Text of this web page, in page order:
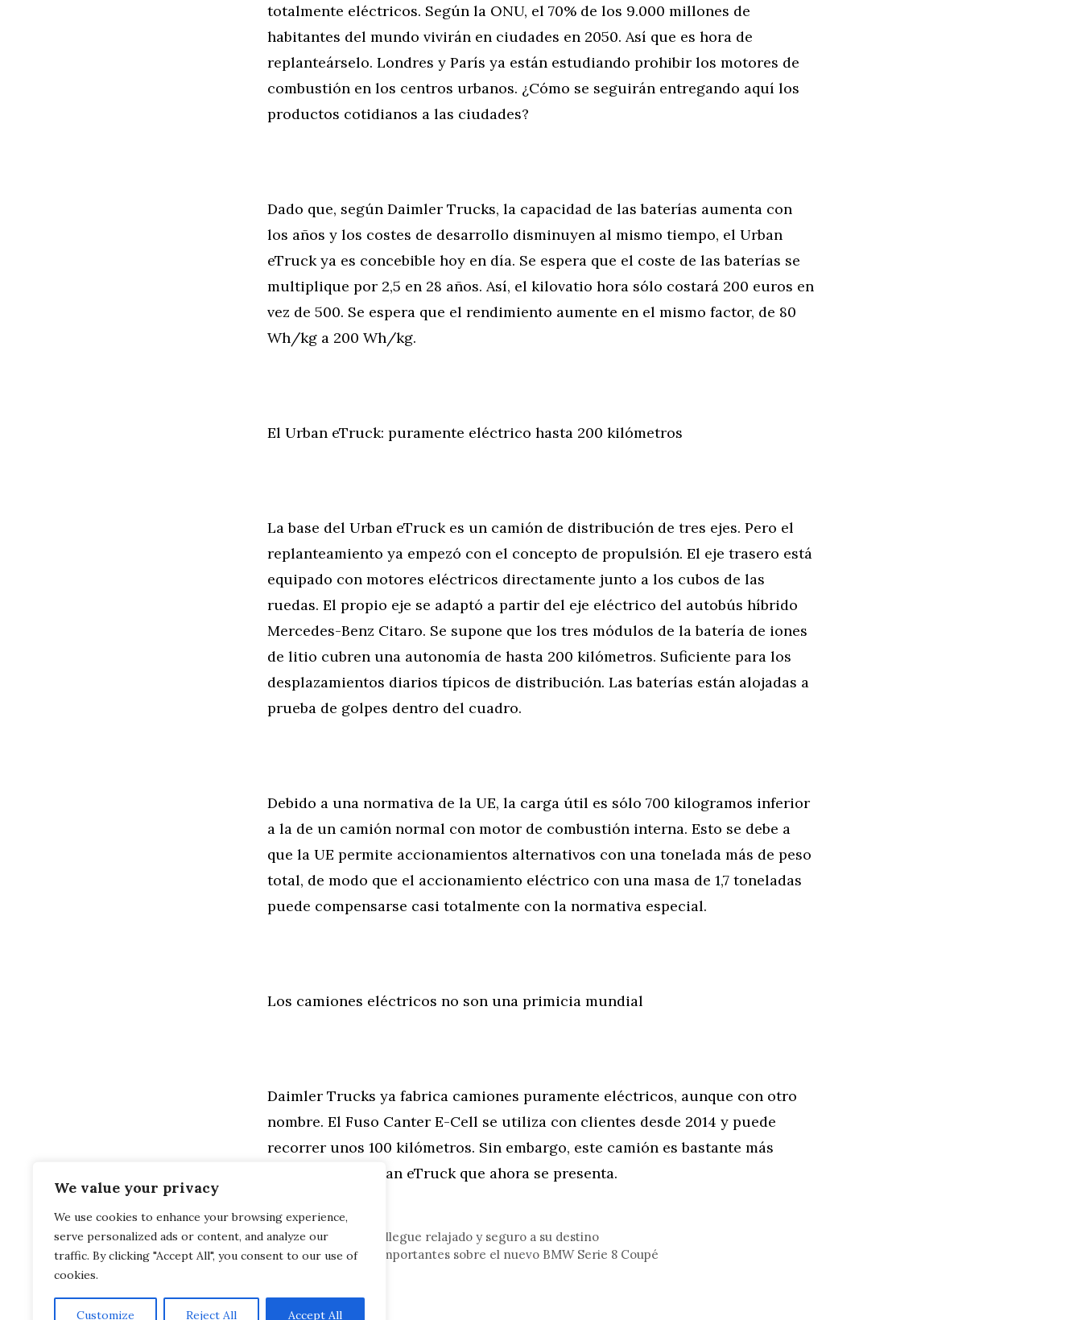
We value your privacy
We use cookies to enhance your browsing experience,
serve personalized ads or content, and analyze our
traffic. By clicking "Accept All", you consent to our use of
cookies.
Customize Reject All Accept All
totalmente eléctricos. Según la ONU, el 70% de los 9.000 millones de
habitantes del mundo vivirán en ciudades en 2050. Así que es hora de
replanteárselo. Londres y París ya están estudiando prohibir los motores de
combustión en los centros urbanos. ¿Cómo se seguirán entregando aquí los
productos cotidianos a las ciudades?
Dado que, según Daimler Trucks, la capacidad de las baterías aumenta con
los años y los costes de desarrollo disminuyen al mismo tiempo, el Urban
eTruck ya es concebible hoy en día. Se espera que el coste de las baterías se
multiplique por 2,5 en 28 años. Así, el kilovatio hora sólo costará 200 euros en
vez de 500. Se espera que el rendimiento aumente en el mismo factor, de 80
Wh/kg a 200 Wh/kg.
El Urban eTruck: puramente eléctrico hasta 200 kilómetros
La base del Urban eTruck es un camión de distribución de tres ejes. Pero el
replanteamiento ya empezó con el concepto de propulsión. El eje trasero está
equipado con motores eléctricos directamente junto a los cubos de las
ruedas. El propio eje se adaptó a partir del eje eléctrico del autobús híbrido
Mercedes-Benz Citaro. Se supone que los tres módulos de la batería de iones
de litio cubren una autonomía de hasta 200 kilómetros. Suficiente para los
desplazamientos diarios típicos de distribución. Las baterías están alojadas a
prueba de golpes dentro del cuadro.
Debido a una normativa de la UE, la carga útil es sólo 700 kilogramos inferior
a la de un camión normal con motor de combustión interna. Esto se debe a
que la UE permite accionamientos alternativos con una tonelada más de peso
total, de modo que el accionamiento eléctrico con una masa de 1,7 toneladas
puede compensarse casi totalmente con la normativa especial.
Los camiones eléctricos no son una primicia mundial
Daimler Trucks ya fabrica camiones puramente eléctricos, aunque con otro
nombre. El Fuso Canter E-Cell se utiliza con clientes desde 2014 y puede
recorrer unos 100 kilómetros. Sin embargo, este camión es bastante más
ligero que el Urban eTruck que ahora se presenta.
Categorías
General,Motor
Audi Fit Driver – llegue relajado y seguro a su destino
Todos los datos importantes sobre el nuevo BMW Serie 8 Coupé